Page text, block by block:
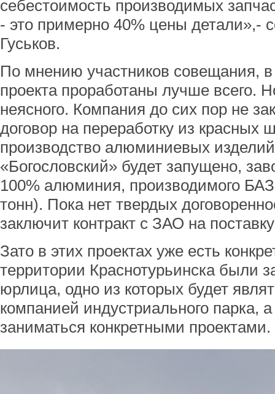
себестоимость производимых
- это примерно 40% цены детали»,-
Гуськов.
По мнению участников совещания,
проекта проработаны лучше всего.
неясного. Компания до сих пор не
договор на переработку из красных
производство алюминиевых
«Богословский» будет запущено,
100% алюминия, производимого
тонн). Пока нет твердых
заключит контракт с ЗАО на
Зато в этих проектах уже есть
территории Краснотурьинска были
юрлица, одно из которых будет
компанией индустриального парка,
заниматься конкретными проектами.